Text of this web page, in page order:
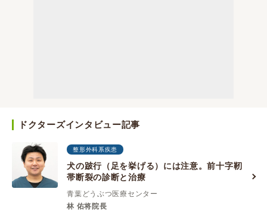
ドクターズインタビュー記事
整形外科系疾患
犬の跛行（足を挙げる）には注意。前十字靭
帯断裂の診断と治療
青葉どうぶつ医療センター
林 佑将院長